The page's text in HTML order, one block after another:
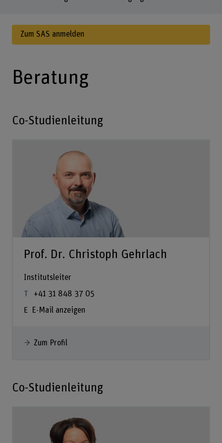
Zum SAS anmelden
Beratung
Co-Studienleitung
Prof. Dr. Christoph Gehrlach
Institutsleiter
+41 31 848 37 05
E-Mail anzeigen
Zum Profil
Co-Studienleitung